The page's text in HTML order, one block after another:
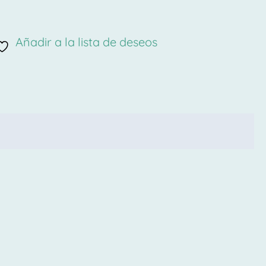
Añadir a la lista de deseos